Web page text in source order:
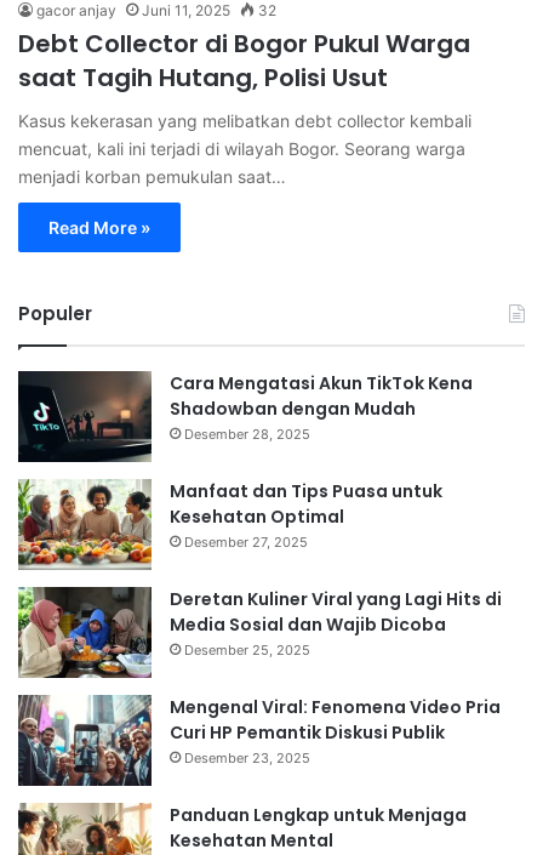
gacor anjay Juni 11, 2025 32
Debt Collector di Bogor Pukul Warga
saat Tagih Hutang, Polisi Usut
Kasus kekerasan yang melibatkan debt collector kembali
mencuat, kali ini terjadi di wilayah Bogor. Seorang warga
menjadi korban pemukulan saat…
Read More »
Populer
Cara Mengatasi Akun TikTok Kena
Shadowban dengan Mudah
Desember 28, 2025
Manfaat dan Tips Puasa untuk
Kesehatan Optimal
Desember 27, 2025
Deretan Kuliner Viral yang Lagi Hits di
Media Sosial dan Wajib Dicoba
Desember 25, 2025
Mengenal Viral: Fenomena Video Pria
Curi HP Pemantik Diskusi Publik
Desember 23, 2025
Panduan Lengkap untuk Menjaga
Kesehatan Mental